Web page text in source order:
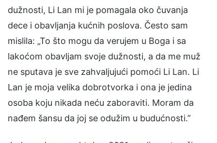
dužnosti, Li Lan mi je pomagala oko čuvanja
dece i obavljanja kućnih poslova. Često sam
mislila: „To što mogu da verujem u Boga i sa
lakoćom obavljam svoje dužnosti, a da me muž
ne sputava je sve zahvaljujući pomoći Li Lan. Li
Lan je moja velika dobrotvorka i ona je jedina
osoba koju nikada neću zaboraviti. Moram da
nađem šansu da joj se odužim u budućnosti.”